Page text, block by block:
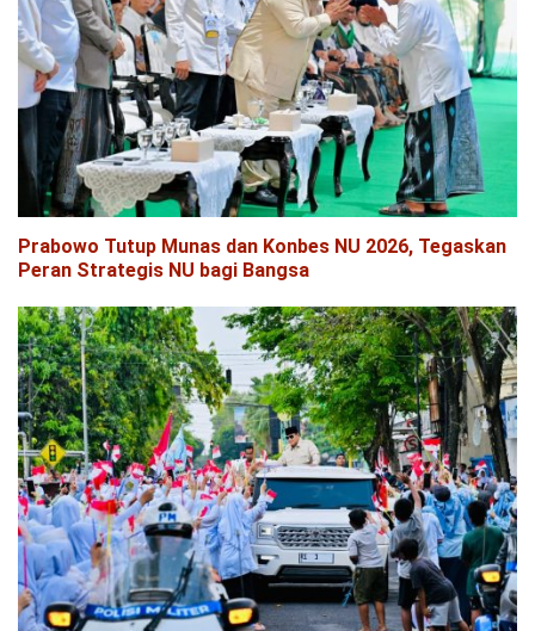
Prabowo Tutup Munas dan Konbes NU 2026, Tegaskan
Peran Strategis NU bagi Bangsa